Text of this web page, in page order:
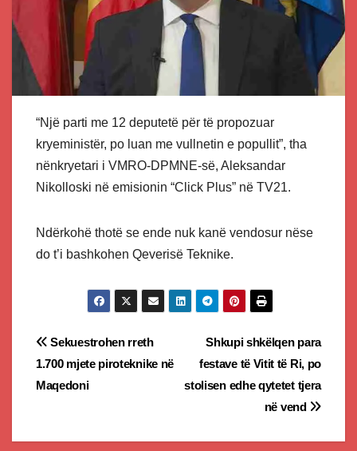
“Një parti me 12 deputetë për të propozuar
kryeministër, po luan me vullnetin e popullit”, tha
nënkryetari i VMRO-DPMNE-së, Aleksandar
Nikolloski në emisionin “Click Plus” në TV21.
Ndërkohë thotë se ende nuk kanë vendosur nëse
do t’i bashkohen Qeverisë Teknike.
Post
navigation
Shkupi shkëlqen para
festave të Vitit të Ri, po
stolisen edhe qytetet tjera
në vend
Sekuestrohen rreth
1.700 mjete piroteknike në
Maqedoni